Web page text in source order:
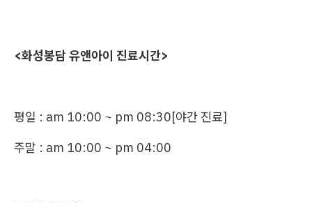
<화성봉담 유앤아이 진료시간>
평일 : am 10:00 ~ pm 08:30[야간 진료]
주말 : am 10:00 ~ pm 04:00